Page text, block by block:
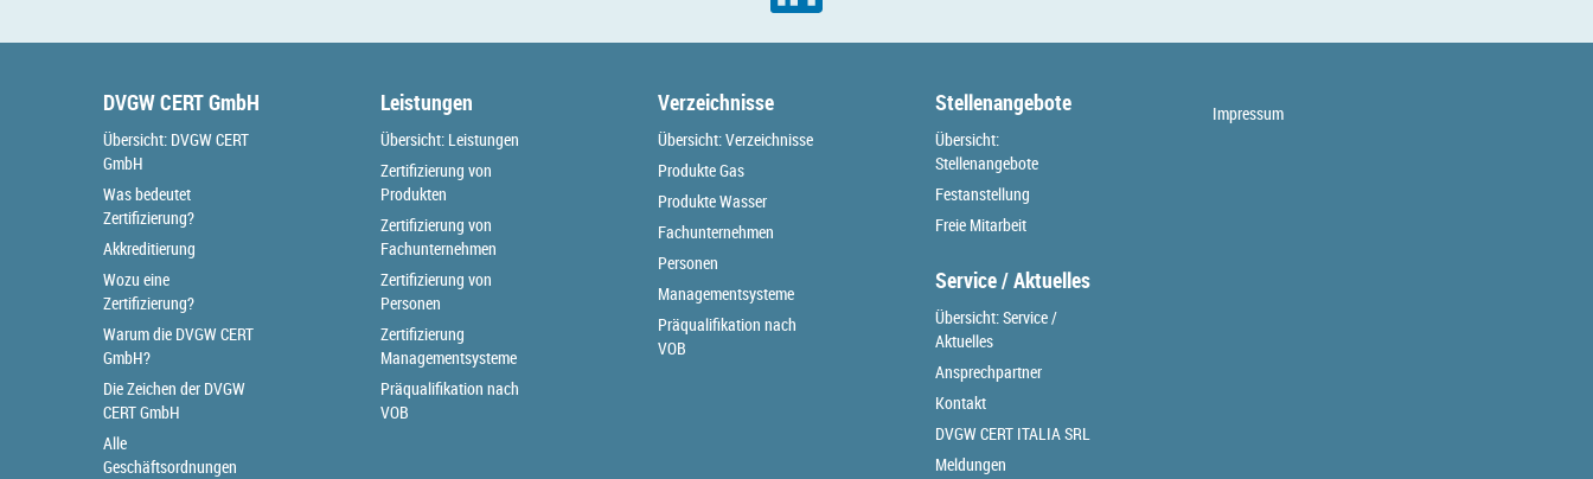
DVGW CERT GmbH
Übersicht: DVGW CERT
GmbH
Was bedeutet
Zertifizierung?
Akkreditierung
Wozu eine
Zertifizierung?
Warum die DVGW CERT
GmbH?
Die Zeichen der DVGW
CERT GmbH
Alle
Geschäftsordnungen
Leistungen
Übersicht: Leistungen
Zertifizierung von
Produkten
Zertifizierung von
Fachunternehmen
Zertifizierung von
Personen
Zertifizierung
Managementsysteme
Präqualifikation nach
VOB
Verzeichnisse
Übersicht: Verzeichnisse
Produkte Gas
Produkte Wasser
Fachunternehmen
Personen
Managementsysteme
Präqualifikation nach
VOB
Stellenangebote
Übersicht:
Stellenangebote
Festanstellung
Freie Mitarbeit
Service / Aktuelles
Übersicht: Service /
Aktuelles
Ansprechpartner
Kontakt
DVGW CERT ITALIA SRL
Meldungen
Impressum